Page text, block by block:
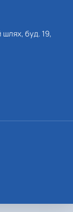
шлях, буд. 19,